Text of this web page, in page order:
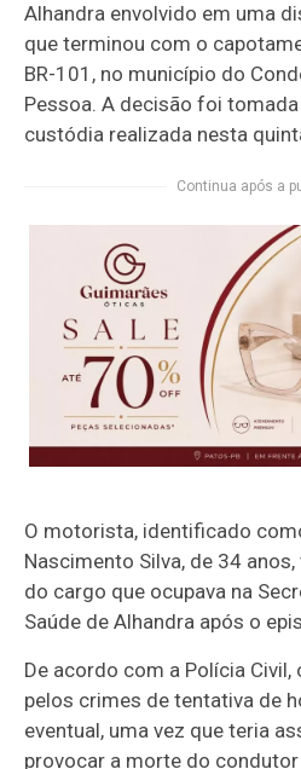
Alhandra envolvido em uma
que terminou com o
BR-101, no município do
Pessoa. A decisão foi
custódia realizada nesta
Continua após a
O motorista, identificado
Nascimento Silva, de 34
do cargo que ocupava na
Saúde de Alhandra após o
De acordo com a Polícia
pelos crimes de tentativa de
eventual, uma vez que teria
provocar a morte do